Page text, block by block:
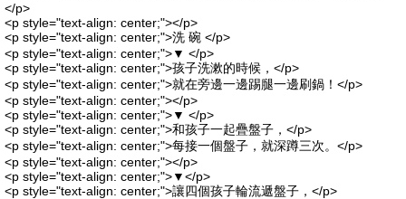
</p>
<p style="text-align: center;"></p>
<p style="text-align: center;">洗 碗 </p>
<p style="text-align: center;">▼ </p>
<p style="text-align: center;">孩子洗漱的時候，</p>
<p style="text-align: center;">就在旁邊一邊踢腿一邊刷鍋！</p>
<p style="text-align: center;"></p>
<p style="text-align: center;">▼ </p>
<p style="text-align: center;">和孩子一起疊盤子，</p>
<p style="text-align: center;">每接一個盤子，就深蹲三次。</p>
<p style="text-align: center;"></p>
<p style="text-align: center;">▼</p>
<p style="text-align: center;">讓四個孩子輪流遞盤子，</p>